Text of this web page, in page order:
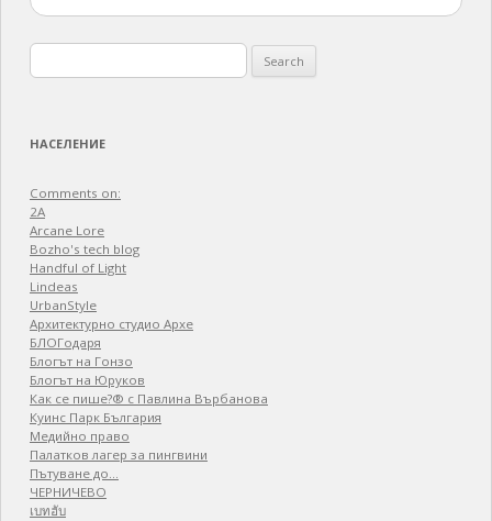
for:
НАСЕЛЕНИЕ
Comments on:
2A
Arcane Lore
Bozho's tech blog
Handful of Light
Lindeas
UrbanStyle
Архитектурно студио Архе
БЛОГодаря
Блогът на Гонзо
Блогът на Юруков
Как се пише?® с Павлина Върбанова
Куинс Парк България
Медийно право
Палатков лагер зa пингвини
Пътуване до…
ЧЕРНИЧЕВО
เบทฮับ